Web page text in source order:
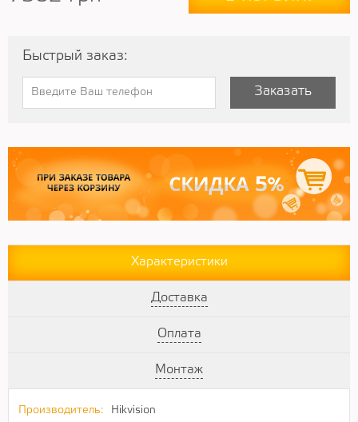
Быстрый заказ:
Заказать
Характеристики
Доставка
Оплата
Монтаж
Производитель: Hikvision